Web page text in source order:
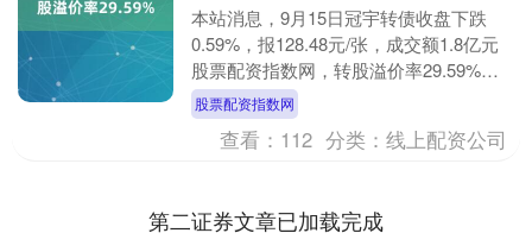
本站消息，9月15日冠宇转债收盘下跌
0.59%，报128.48元/张，成交额1.8亿元
股票配资指数网，转股溢价率29.59%。
资料显示，冠宇转债信用级别为“A....
股票配资指数网
查看： 112 分类：线上配资公司
第二证券文章已加载完成